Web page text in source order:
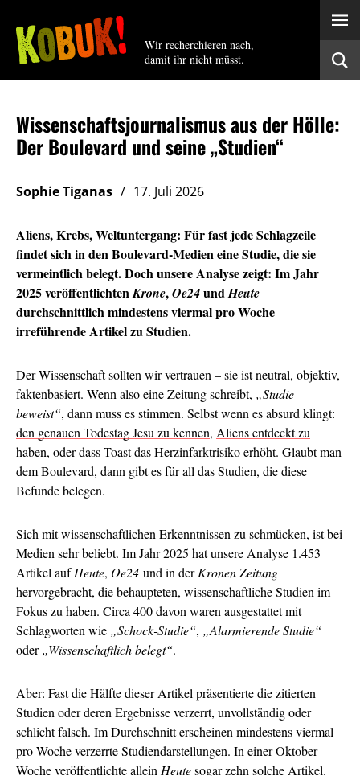
Wir recherchieren nach,
damit ihr nicht müsst.
Wissenschaftsjournalismus aus der Hölle:
Der Boulevard und seine „Studien“
Sophie Tiganas 17. Juli 2026
Aliens, Krebs, Weltuntergang: Für fast jede Schlagzeile
findet sich in den Boulevard-Medien eine Studie, die sie
vermeintlich belegt. Doch unsere Analyse zeigt: Im Jahr
2025 veröffentlichtenKrone,Oe24undHeute
durchschnittlich mindestens viermal pro Woche
irreführende Artikel zu Studien.
Der Wissenschaft sollten wir vertrauen – sie ist neutral, objektiv,
faktenbasiert. Wenn also eine Zeitung schreibt, „Studie
beweist“, dann muss es stimmen. Selbst wenn es absurd klingt:
den genauen Todestag Jesu zu kennen, Aliens entdeckt zu
haben, oder dassToast das Herzinfarktrisiko erhöht. Glaubt man
dem Boulevard, dann gibt es für all das Studien, die diese
Befunde belegen.
Sich mit wissenschaftlichen Erkenntnissen zu schmücken, ist bei
Medien sehr beliebt. Im Jahr 2025 hat unsere Analyse 1.453
Artikel aufHeute, Oe24 und in derKronen Zeitung
hervorgebracht, die behaupteten, wissenschaftliche Studien im
Fokus zu haben. Circa 400 davon waren ausgestattet mit
Schlagworten wie „Schock-Studie“, „Alarmierende Studie“
oder„Wissenschaftlich belegt“.
Aber: Fast die Hälfte dieser Artikel präsentierte die zitierten
Studien oder deren Ergebnisse verzerrt, unvollständig oder
schlicht falsch. Im Durchschnitt erscheinen mindestens viermal
pro Woche verzerrte Studiendarstellungen. In einer Oktober-
Woche veröffentlichte allein Heutesogar zehn solche Artikel.